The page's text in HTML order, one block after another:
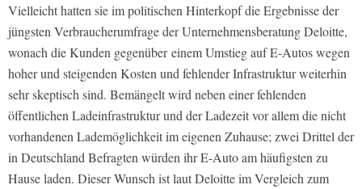
Vielleicht hatten sie im politischen Hinterkopf die Ergebnisse der
jüngsten Verbraucherumfrage der Unternehmensberatung Deloitte,
wonach die Kunden gegenüber einem Umstieg auf E-Autos wegen
hoher und steigenden Kosten und fehlender Infrastruktur weiterhin
sehr skeptisch sind. Bemängelt wird neben einer fehlenden
öffentlichen Ladeinfrastruktur und der Ladezeit vor allem die nicht
vorhandenen Lademöglichkeit im eigenen Zuhause; zwei Drittel der
in Deutschland Befragten würden ihr E-Auto am häufigsten zu
Hause laden. Dieser Wunsch ist laut Deloitte im Vergleich zum